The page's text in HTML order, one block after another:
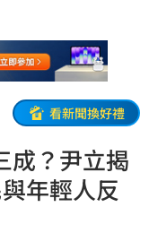
看新聞換好禮
成？尹立揭
年輕人反